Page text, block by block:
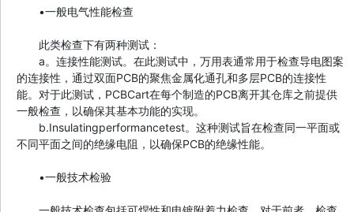
•一般电气性能检查
此类检查下有两种测试：
a。连接性能测试。在此测试中，万用表通常用于检查导电图案
的连接性，通过双面PCB的聚焦金属化通孔和多层PCB的连接性
能。对于此测试，PCBCart在每个制造的PCB离开其仓库之前提供
一般检查，以确保其基本功能的实现。
b.Insulatingperformancetest。这种测试旨在检查同一平面或
不同平面之间的绝缘电阻，以确保PCB的绝缘性能。
•一般技术检验